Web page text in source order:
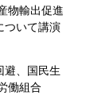
物輸出促進
ついて講演
避、国民生
働組合